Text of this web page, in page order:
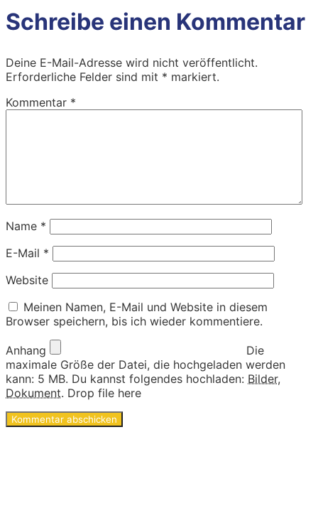
Schreibe einen Kommentar
Deine E-Mail-Adresse wird nicht veröffentlicht.
Erforderliche Felder sind mit * markiert.
Kommentar *
Name *
E-Mail *
Website
Meinen Namen, E-Mail und Website in diesem
Browser speichern, bis ich wieder kommentiere.
Anhang
Die
maximale Größe der Datei, die hochgeladen werden
kann: 5 MB. Du kannst folgendes hochladen: Bilder,
Dokument. Drop file here